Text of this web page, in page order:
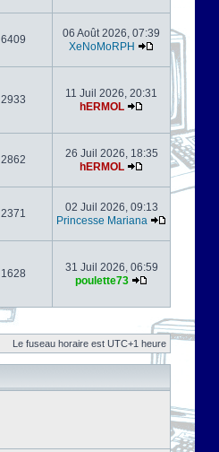
6409
06 Août 2026, 07:39
XeNoMoRPH
2933
11 Juil 2026, 20:31
hERMOL
2862
26 Juil 2026, 18:35
hERMOL
2371
02 Juil 2026, 09:13
Princesse Mariana
1628
31 Juil 2026, 06:59
poulette73
Le fuseau horaire est UTC+1 heure